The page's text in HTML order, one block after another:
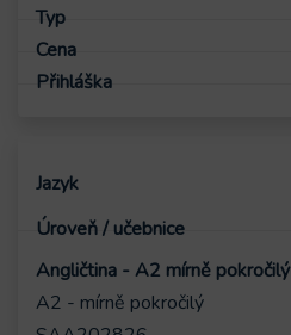
Angličtina - A2 mírně pokročilý
A2 - mírně pokročilý